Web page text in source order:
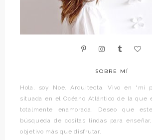
SOBRE MÍ
Hola, soy Noe. Arquitecta. Vivo en “mi
situada en el Océano Atlántico de la que
totalmente enamorada. Deseo que
búsqueda de cositas lindas para
objetivo más que disfrutar.